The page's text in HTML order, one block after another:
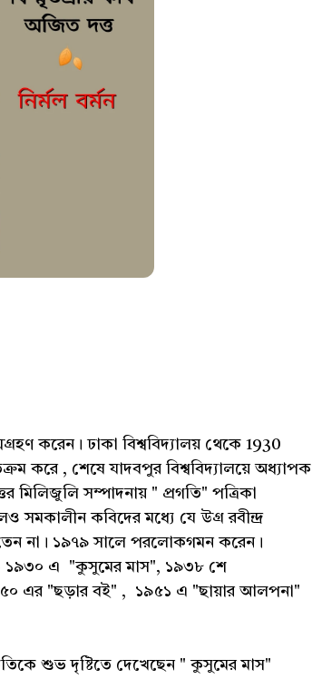
করেন। ঢাকা বিশ্ববিদ্যালয় থেকে 1930
করে , শেষে যাদবপুর বিশ্ববিদ্যালয়ে অধ্যাপক
মিলিজুলি সম্পাদনায় " প্রগতি" পত্রিকা
সমকালীন কবিদের মধ্যে যে উগ্ৰ রবীন্দ্র
না। ১৯৭৯ সালে পরলোকগমন করেন।
১৯৩০ এ "কুসুমের মাস", ১৯৩৮ শে
এর "ছড়ার বই" , ১৯৫১ এ "ছায়ার আলপনা"
শুভ দৃষ্টিতে দেখেছেন " কুসুমের মাস"